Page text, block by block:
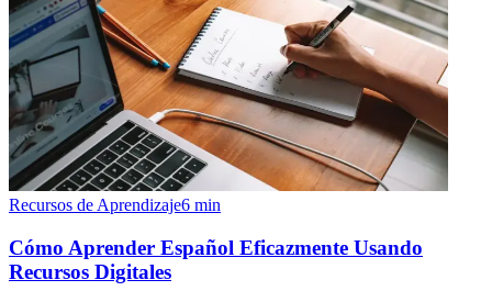
Recursos de Aprendizaje6 min
Cómo Aprender Español Eficazmente Usando
Recursos Digitales